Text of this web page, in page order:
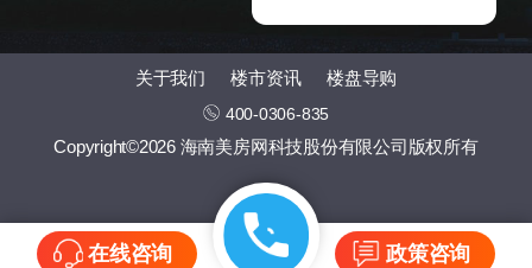
在线咨询 政策咨询
关于我们 楼市资讯 楼盘导购
400-0306-835
Copyright©2026 海南美房网科技股份有限公司版权所有